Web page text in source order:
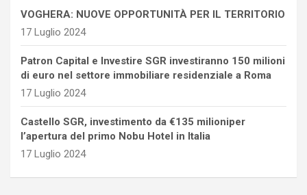
VOGHERA: NUOVE OPPORTUNITÀ PER IL TERRITORIO
17 Luglio 2024
Patron Capital e Investire SGR investiranno 150 milioni
di euro nel settore immobiliare residenziale a Roma
17 Luglio 2024
Castello SGR, investimento da €135 milioniper
l’apertura del primo Nobu Hotel in Italia
17 Luglio 2024